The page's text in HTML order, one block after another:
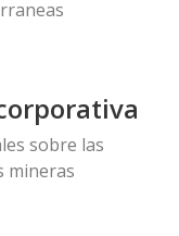
sobre las
mineras